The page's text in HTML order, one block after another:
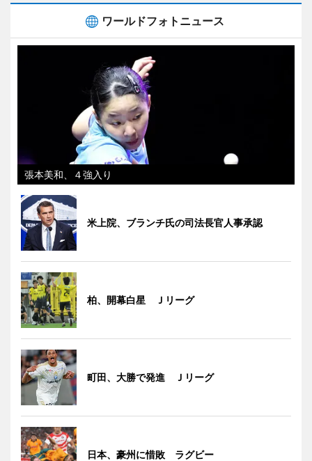
ワールドフォトニュース
張本美和、４強入り
米上院、ブランチ氏の司法長官人事承認
柏、開幕白星 Ｊリーグ
町田、大勝で発進 Ｊリーグ
日本、豪州に惜敗 ラグビー